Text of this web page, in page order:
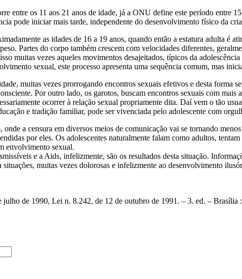
entre os 11 aos 21 anos de idade, já a ONU define este período entre
pode iniciar mais tarde, independente do desenvolvimento físico da
as idades de 16 a 19 anos, quando então a estatura adulta é
Partes do corpo também crescem com velocidades diferentes,
muitas vezes aqueles movimentos desajeitados, típicos da
sexual, este processo apresenta uma sequência comum, mas
muitas vezes prorrogando encontros sexuais efetivos e desta forma
Por outro lado, os garotos, buscam encontros sexuais com mais
ocorrer à relação sexual propriamente dita. Daí vem o tão
e tradição familiar, pode ser vivenciada pelo adolescente com
a censura em diversos meios de comunicação vai se tornando
por eles. Os adolescentes naturalmente falam como adultos,
envolvimento sexual.
e a Aids, infelizmente, são os resultados desta situação.
muitas vezes dolorosas e infelizmente ao desenvolvimento
julho de 1990, Lei n. 8.242, de 12 de outubro de 1991. – 3. ed. – Brasília